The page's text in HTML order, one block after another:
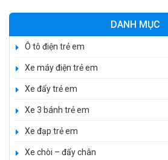
DANH MỤC
Ô tô điện trẻ em
Xe máy điện trẻ em
Xe đẩy trẻ em
Xe 3 bánh trẻ em
Xe đạp trẻ em
Xe chòi – đẩy chân